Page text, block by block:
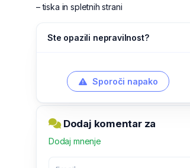
– tiska in spletnih strani
Ste opazili nepravilnost?
Sporoči napako
Dodaj komentar za
Dodaj mnenje